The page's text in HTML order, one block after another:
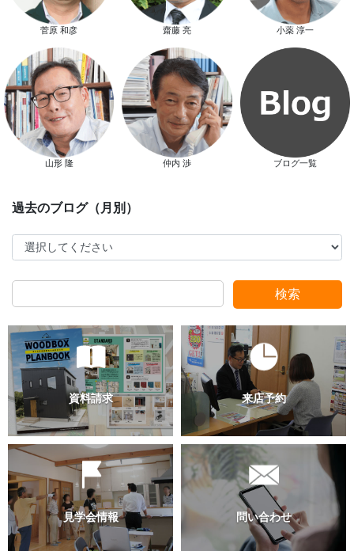
新春特別キャンペーン
スタッフ別ブログ
菅原 和彦 齋藤 亮 小薬 淳一
山形 隆 仲内 渉 ブログ一覧
検索